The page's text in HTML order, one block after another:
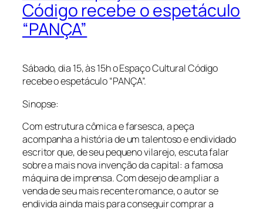
Código recebe o espetáculo
“PANÇA”
Sábado, dia 15, às 15h o Espaço Cultural Código
recebe o espetáculo “PANÇA”.
Sinopse:
Com estrutura cômica e farsesca, a peça
acompanha a história de um talentoso e endividado
escritor que, de seu pequeno vilarejo, escuta falar
sobre a mais nova invenção da capital: a famosa
máquina de imprensa. Com desejo de ampliar a
venda de seu mais recente romance, o autor se
endivida ainda mais para conseguir comprar a